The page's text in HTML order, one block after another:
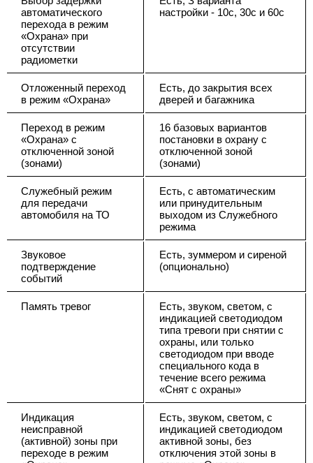
автоматического
перехода в режим
«Охрана» при
отсутствии
радиометки
настройки - 10с, 30с и 60с
Отложенный переход
в режим «Охрана»
Есть, до закрытия всех
дверей и багажника
Переход в режим
«Охрана» с
отключенной зоной
(зонами)
16 базовых вариантов
постановки в охрану с
отключенной зоной
(зонами)
Служебный режим
для передачи
автомобиля на ТО
Есть, с автоматическим
или принудительным
выходом из Служебного
режима
Звуковое
подтверждение
событий
Есть, зуммером и сиреной
(опционально)
Память тревог
Есть, звуком, светом, с
индикацией светодиодом
типа тревоги при снятии с
охраны, или только
светодиодом при вводе
специального кода в
течение всего режима
«Снят с охраны»
Индикация
неисправной
(активной) зоны при
переходе в режим
Есть, звуком, светом, с
индикацией светодиодом
активной зоны, без
отключения этой зоны в